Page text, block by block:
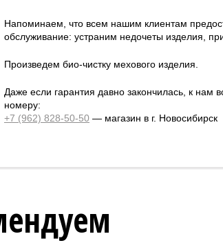
Напоминаем, что всем нашим клиентам
обслуживание: устраним недочеты изделия,
Произведем био-чистку мехового изделия.
Даже если гарантия давно закончилась, к нам
номеру:
+7 (962) 828-50-50 — магазин в г. Новосибирск